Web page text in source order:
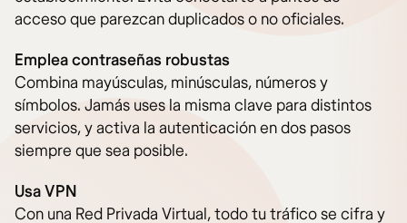
acceso que parezcan duplicados o no oficiales.
Emplea contraseñas robustas
Combina mayúsculas, minúsculas, números y
símbolos. Jamás uses la misma clave para distintos
servicios, y activa la autenticación en dos pasos
siempre que sea posible.
Usa VPN
Con una Red Privada Virtual, todo tu tráfico se cifra y